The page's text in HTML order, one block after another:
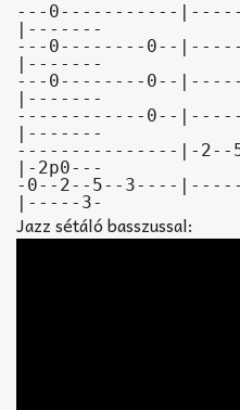
---0-----------
|-------
---0--------0--
|-------
---0--------0--
|-------
------------0--
|-------
---------------|-2--
|-2p0---
-0--2--5--3----
|-----3-
Jazz sétáló basszussal: